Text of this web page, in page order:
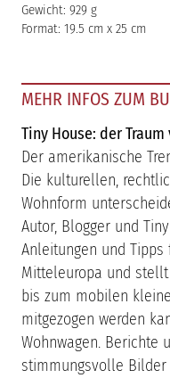
Gewicht: 929 g
Format: 19.5 cm x 25 cm
MEHR INFOS ZUM
Tiny House: der
Der amerikanische
Die kulturellen,
Wohnform
Autor, Blogger und
Anleitungen und
Mitteleuropa und
bis zum mobilen
mitgezogen werden
Wohnwagen. Berichte
stimmungsvolle Bilder